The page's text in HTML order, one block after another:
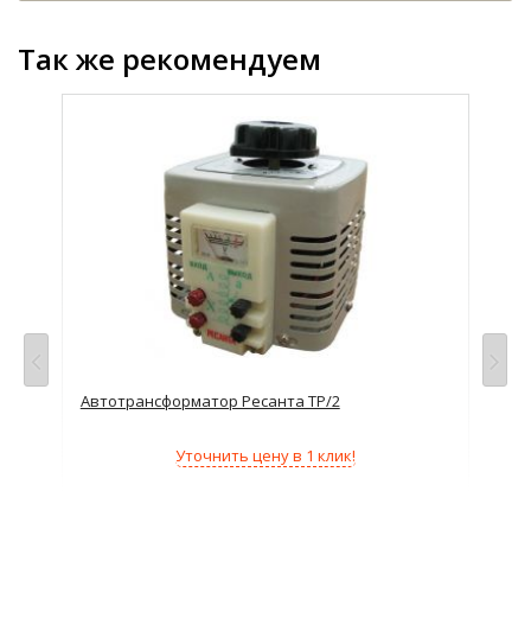
Так же рекомендуем
Автотрансформатор Ресанта ТР/2
Уточнить цену в 1 клик!